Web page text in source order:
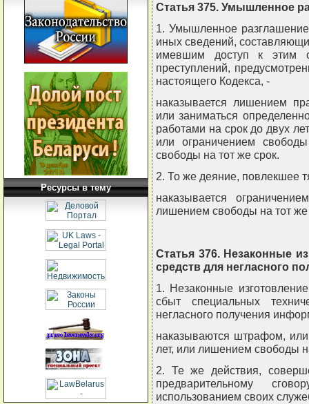
Ресурсы в тему
Статья 375. Умышленное
1. Умышленное разглашение
иных сведений,
имевшим доступ к этим
преступлений,
настоящего Кодекса, -
наказывается лишением
или заниматься
работами на срок до двух
или ограничением
свободы на тот же срок.
2. То же деяние, повлекшее
наказывается
лишением свободы на тот же
Статья 376. Незаконные
средств для негласного
1. Незаконные
сбыт специальных
негласного получения
наказываются штрафом,
лет, или лишением свободы
2. Те же действия,
предварительному
использованием своих